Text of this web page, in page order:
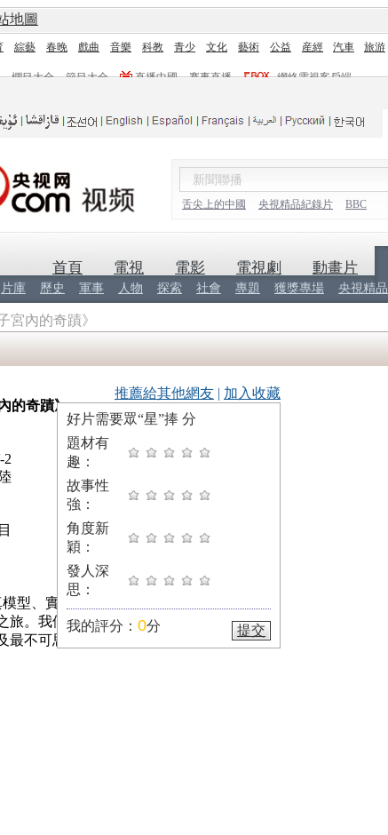
地圖
綜藝 春晚 戲曲 音樂 科教 青少 文化 藝術 公益 産經 汽車 旅游
欄目大全 節目大全 直播中國 賽事直播 網絡電視客戶端
舌尖上的中國 央視精品紀錄片 BBC
首頁 電視 電影 電視劇 動畫片
片庫 歷史 軍事 人物 探索 社會 專題 獲獎專場 央視精品
宮內的奇蹟》
的奇蹟》
2
型、實時的掃描影像以及最新的四維超聲
。我們將看到同卵四胞胎、分時受孕的三
最不可思議的
推薦給其他網友 | 加入收藏
好片需要眾“星”捧 分
題材有
趣：
故事性
強：
角度新
穎：
發人深
思：
我的評分： 0分 提交